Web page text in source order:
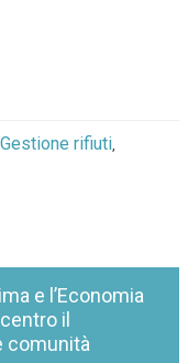
Gestione rifiuti,
e l’Economia
il
comunità